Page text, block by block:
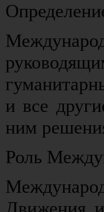
и все
ним
Роль